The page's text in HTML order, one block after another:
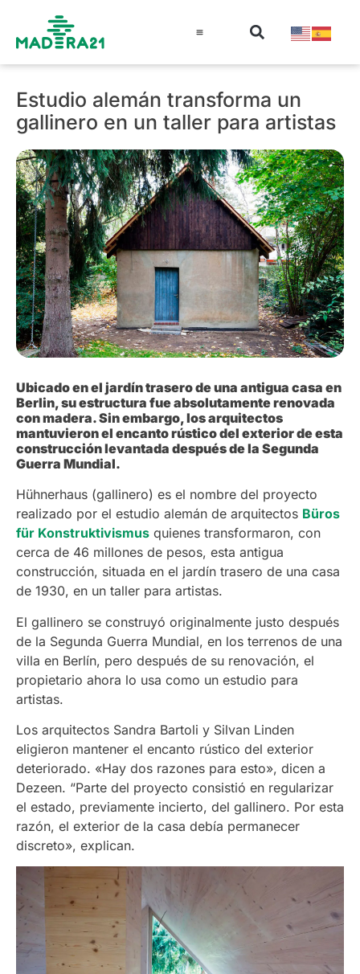
Estudio alemán transforma un
gallinero en un taller para artistas
Ubicado en el jardín trasero de una antigua casa en
Berlin, su estructura fue absolutamente renovada
con madera. Sin embargo, los arquitectos
mantuvieron el encanto rústico del exterior de esta
construcción levantada después de la Segunda
Guerra Mundial.
Hühnerhaus (gallinero) es el nombre del proyecto
realizado por el estudio alemán de arquitectos Büros
für Konstruktivismus quienes transformaron, con
cerca de 46 millones de pesos, esta antigua
construcción, situada en el jardín trasero de una casa
de 1930, en un taller para artistas.
El gallinero se construyó originalmente justo después
de la Segunda Guerra Mundial, en los terrenos de una
villa en Berlín, pero después de su renovación, el
propietario ahora lo usa como un estudio para
artistas.
Los arquitectos Sandra Bartoli y Silvan Linden
eligieron mantener el encanto rústico del exterior
deteriorado. «Hay dos razones para esto», dicen a
Dezeen. “Parte del proyecto consistió en regularizar
el estado, previamente incierto, del gallinero. Por esta
razón, el exterior de la casa debía permanecer
discreto», explican.